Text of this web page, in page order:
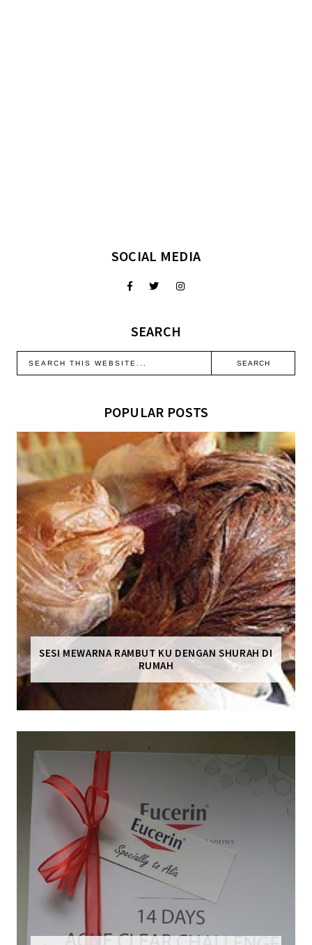
SOCIAL MEDIA
SEARCH
POPULAR POSTS
SESI MEWARNA RAMBUT KU DENGAN SHURAH DI
RUMAH